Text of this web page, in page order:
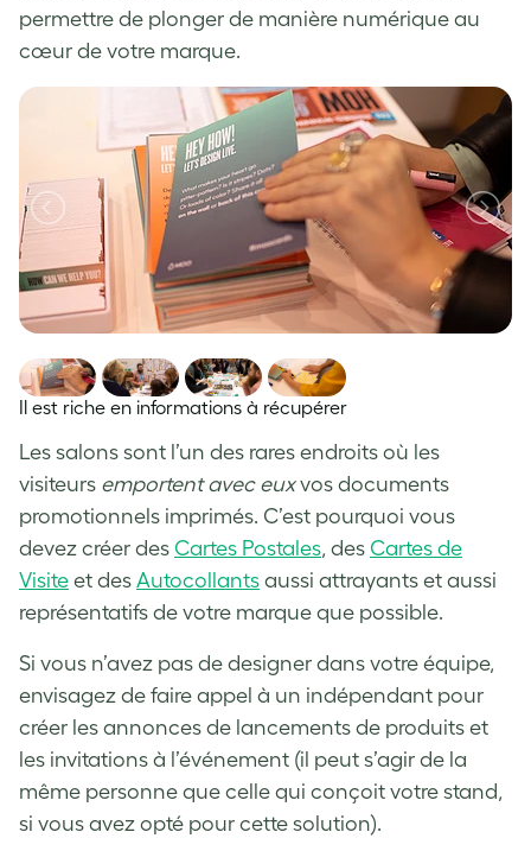
permettre de plonger de manière numérique au
cœur de votre marque.
Il est riche en informations à récupérer
Les salons sont l’un des rares endroits où les
visiteurs emportent avec euxvos documents
promotionnels imprimés. C’est pourquoi vous
devez créer des Cartes Postales, des Cartes de
Visite et des Autocollants aussi attrayants et aussi
représentatifs de votre marque que possible.
Si vous n’avez pas de designer dans votre équipe,
envisagez de faire appel à un indépendant pour
créer les annonces de lancements de produits et
les invitations à l’événement (il peut s’agir de la
même personne que celle qui conçoit votre stand,
si vous avez opté pour cette solution).